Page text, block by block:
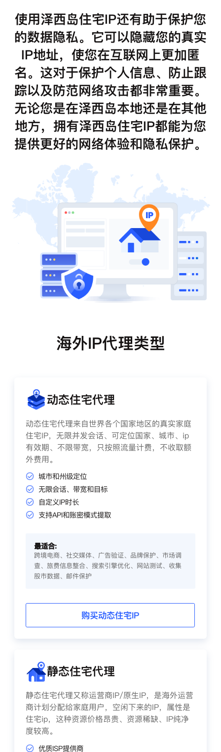
使用泽西岛住宅IP还有助于保护您
的数据隐私。它可以隐藏您的真实
IP地址，使您在互联网上更加匿
名。这对于保护个人信息、防止跟
踪以及防范网络攻击都非常重要。
无论您是在泽西岛本地还是在其他
地方，拥有泽西岛住宅IP都能为您
提供更好的网络体验和隐私保护。
海外IP代理类型
动态住宅代理
动态住宅代理来自世界各个国家地区的真实家庭
住宅IP，无限并发会话、可定位国家、城市、ip
有效期、不限带宽，只按照流量计费，不收取额
外费用。
城市和州级定位
无限会话、带宽和目标
自定义IP时长
支持API和账密模式提取
最适合:
跨境电商、社交媒体、广告验证、品牌保护、市场调
查、旅费信息整合、搜索引擎优化、网站测试、收集
股市数据、邮件保护
购买动态住宅IP
静态住宅代理
静态住宅代理又称运营商IP/原生IP，是海外运营
商计划分配给家庭用户，空闲下来的IP，属性是
住宅ip，这种资源价格昂贵、资源稀缺、IP纯净
度较高。
优质ISP提供商